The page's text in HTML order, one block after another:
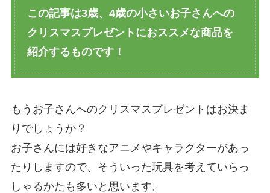
この記事は3歳、4歳の小さいお子さんへの
クリスマスプレゼントにおススメな商品を
紹介するものです！
もうお子さんへのクリスマスプレゼントはお決ま
りでしょうか？
お子さんには好きなアニメやキャラクターがあっ
たりしますので、そういった玩具を考えていらっ
しゃるかたも多いと思います。